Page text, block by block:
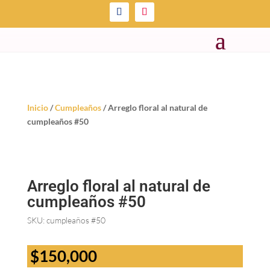
Inicio/Cumpleaños/ Arreglo floral al natural de
cumpleaños #50
Arreglo floral al natural de
cumpleaños #50
SKU:cumpleaños #50
$150,000